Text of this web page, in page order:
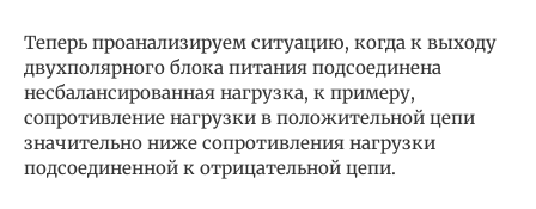
Теперь проанализируем ситуацию, когда к выходу
двухполярного блока питания подсоединена
несбалансированная нагрузка, к примеру,
сопротивление нагрузки в положительной цепи
значительно ниже сопротивления нагрузки
подсоединенной к отрицательной цепи.